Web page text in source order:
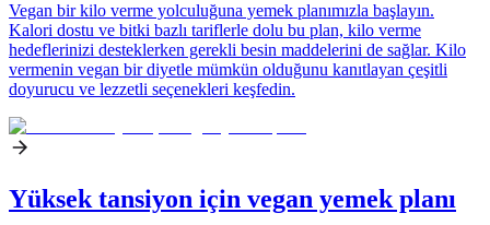
Vegan bir kilo verme yolculuğuna yemek planımızla başlayın.
Kalori dostu ve bitki bazlı tariflerle dolu bu plan, kilo verme
hedeflerinizi desteklerken gerekli besin maddelerini de sağlar. Kilo
vermenin vegan bir diyetle mümkün olduğunu kanıtlayan çeşitli
doyurucu ve lezzetli seçenekleri keşfedin.
Yüksek tansiyon için vegan yemek planı